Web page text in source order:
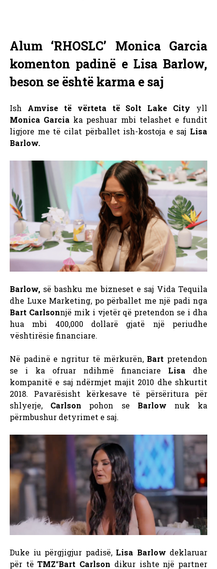
Alum ‘RHOSLC’ Monica Garcia
komenton padinë e Lisa Barlow,
beson se është karma e saj
Ish Amvise të vërteta të Solt Lake City yll
Monica Garcia ka peshuar mbi telashet e fundit
ligjore me të cilat përballet ish-kostoja e saj Lisa
Barlow.
Barlow, së bashku me bizneset e saj Vida Tequila
dhe Luxe Marketing, po përballet me një padi nga
Bart Carlsonnjë mik i vjetër që pretendon se i dha
hua mbi 400,000 dollarë gjatë një periudhe
vështirësie financiare.
Në padinë e ngritur të mërkurën, Bart pretendon
se i ka ofruar ndihmë financiare Lisa dhe
kompanitë e saj ndërmjet majit 2010 dhe shkurtit
2018. Pavarësisht kërkesave të përsëritura për
shlyerje, Carlson pohon se Barlow nuk ka
përmbushur detyrimet e saj.
Duke iu përgjigjur padisë, Lisa Barlow deklaruar
për tëTMZ“Bart Carlson dikur ishte një partner